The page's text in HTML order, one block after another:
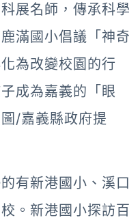
展名師，傳承科學
滿國小倡議「神奇
為改變校園的行
成為嘉義的「眼
/嘉義縣政府提
有新港國小、溪口
。新港國小探訪百